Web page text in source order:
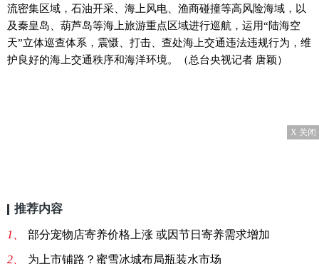
流密集区域，石油开采、海上风电、渔商碰撞等高风险海域，以
及秦皇岛、葫芦岛等海上旅游重点区域进行巡航，运用“陆海空
天”立体巡查体系，震慑、打击、查处海上交通违法违规行为，维
护良好的海上交通秩序和海洋环境。（总台央视记者 唐颖）
X 关闭
推荐内容
1、 部分宠物店寄养价格上涨 或因节日寄养需求增加
2、 为上市铺路？蜜雪冰城布局瓶装水市场